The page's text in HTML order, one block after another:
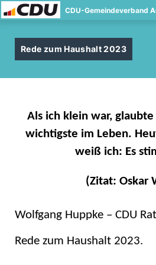
CDU-Gemeindeverband
Rede zum Haushalt 2023
Als ich klein war, glaubte
wichtigste im Leben.
weiß ich: Es
(Zitat: Oskar
Wolfgang Huppke – CDU
Rede zum Haushalt 2023.